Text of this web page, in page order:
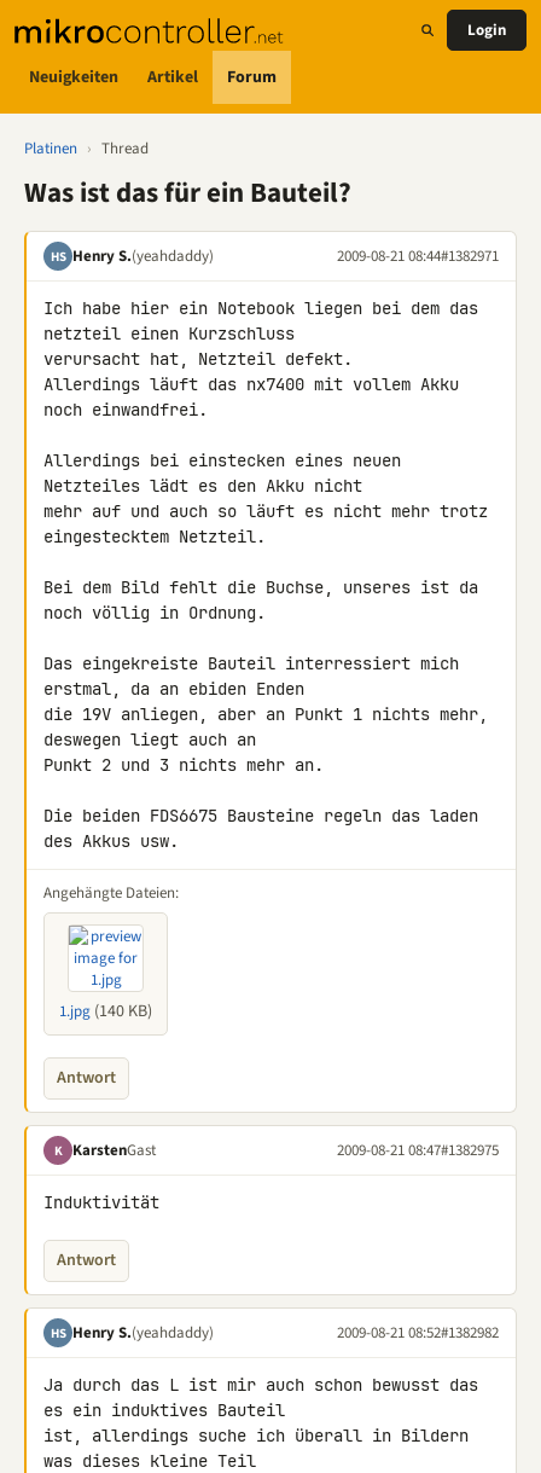
Neuigkeiten Artikel Forum
Login
Platinen › Thread
Was ist das für ein Bauteil?
HS Henry S.(yeahdaddy) 2009-08-21 08:44#1382971
Ich habe hier ein Notebook liegen bei dem das
netzteil einen Kurzschluss
verursacht hat, Netzteil defekt.
Allerdings läuft das nx7400 mit vollem Akku
noch einwandfrei.
Allerdings bei einstecken eines neuen
Netzteiles lädt es den Akku nicht
mehr auf und auch so läuft es nicht mehr trotz
eingestecktem Netzteil.
Bei dem Bild fehlt die Buchse, unseres ist da
noch völlig in Ordnung.
Das eingekreiste Bauteil interressiert mich
erstmal, da an ebiden Enden
die 19V anliegen, aber an Punkt 1 nichts mehr,
deswegen liegt auch an
Punkt 2 und 3 nichts mehr an.
Die beiden FDS6675 Bausteine regeln das laden
des Akkus usw.
Angehängte Dateien:
1.jpg (140 KB)
Antwort
K KarstenGast 2009-08-21 08:47#1382975
Induktivität
Antwort
HS Henry S.(yeahdaddy) 2009-08-21 08:52#1382982
Ja durch das L ist mir auch schon bewusst das
es ein induktives Bauteil
ist, allerdings suche ich überall in Bildern
was dieses kleine Teil